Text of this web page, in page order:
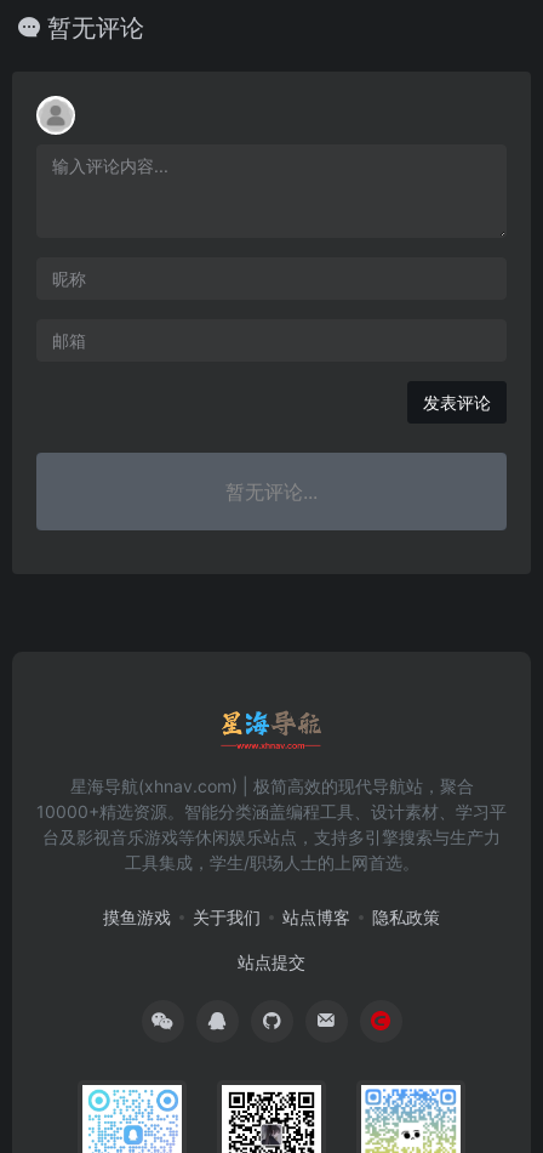
暂无评论
发表评论
暂无评论...
星海导航(xhnav.com) | 极简高效的现代导航站，聚合
10000+精选资源。智能分类涵盖编程工具、设计素材、学习平
台及影视音乐游戏等休闲娱乐站点，支持多引擎搜索与生产力
工具集成，学生/职场人士的上网首选。
摸鱼游戏 关于我们 站点博客 隐私政策
站点提交